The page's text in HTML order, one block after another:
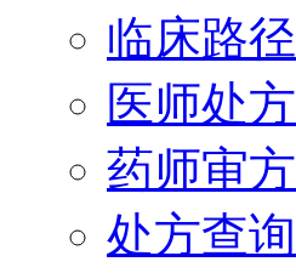
临床路径
医师处方
药师审方
处方查询